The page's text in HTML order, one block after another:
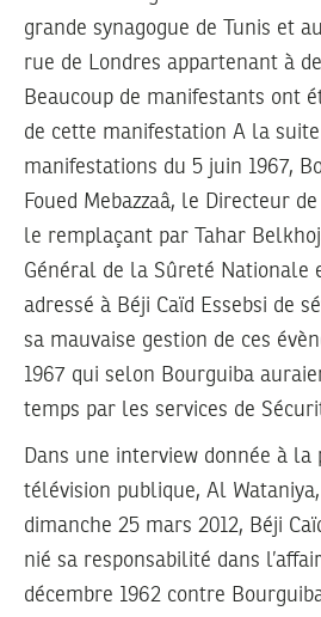
grande synagogue de Tunis et
rue de Londres appartenant à
Beaucoup de manifestants ont
de cette manifestation A la suite
manifestations du 5 juin 1967,
Foued Mebazzaâ, le Directeur
le remplaçant par Tahar
Général de la Sûreté Nationale
adressé à Béji Caïd Essebsi de
sa mauvaise gestion de ces
1967 qui selon Bourguiba
temps par les services de
Dans une interview donnée à la
télévision publique, Al
dimanche 25 mars 2012, Béji
nié sa responsabilité dans
décembre 1962 contre